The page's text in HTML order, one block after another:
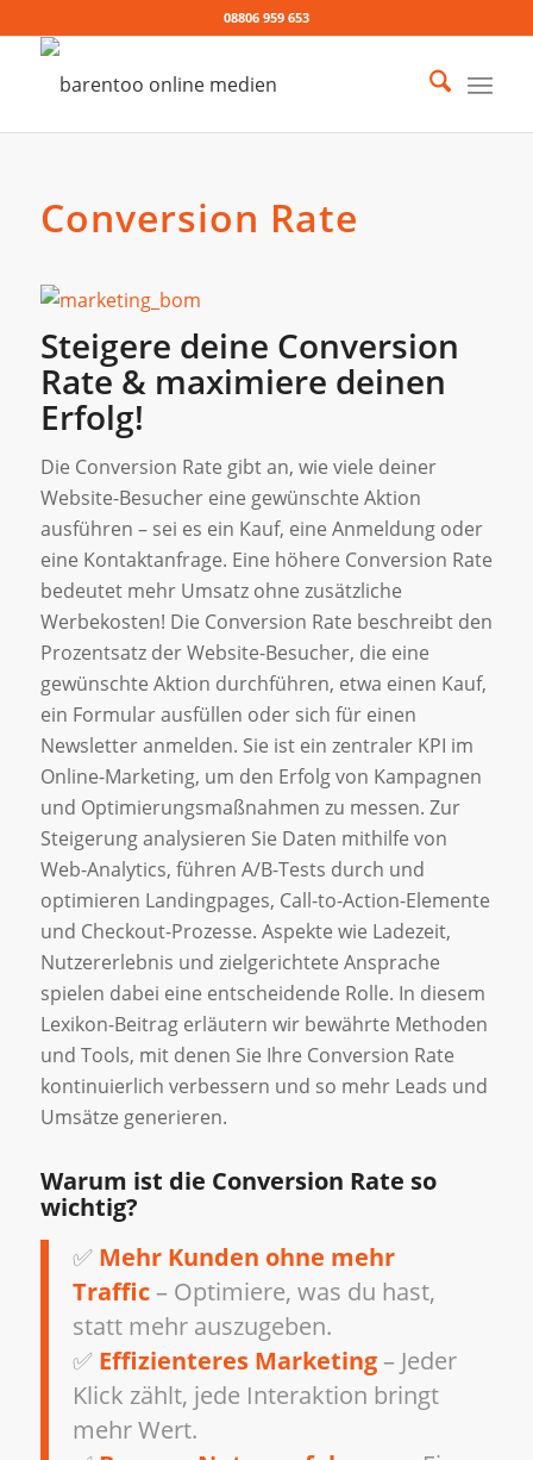
08806 959 653
Conversion Rate
Steigere deine Conversion
Rate & maximiere deinen
Erfolg!
Die Conversion Rate gibt an, wie viele deiner
Website-Besucher eine gewünschte Aktion
ausführen – sei es ein Kauf, eine Anmeldung oder
eine Kontaktanfrage. Eine höhere Conversion Rate
bedeutet mehr Umsatz ohne zusätzliche
Werbekosten! Die Conversion Rate beschreibt den
Prozentsatz der Website-Besucher, die eine
gewünschte Aktion durchführen, etwa einen Kauf,
ein Formular ausfüllen oder sich für einen
Newsletter anmelden. Sie ist ein zentraler KPI im
Online-Marketing, um den Erfolg von Kampagnen
und Optimierungsmaßnahmen zu messen. Zur
Steigerung analysieren Sie Daten mithilfe von
Web-Analytics, führen A/B-Tests durch und
optimieren Landingpages, Call-to-Action-Elemente
und Checkout-Prozesse. Aspekte wie Ladezeit,
Nutzererlebnis und zielgerichtete Ansprache
spielen dabei eine entscheidende Rolle. In diesem
Lexikon-Beitrag erläutern wir bewährte Methoden
und Tools, mit denen Sie Ihre Conversion Rate
kontinuierlich verbessern und so mehr Leads und
Umsätze generieren.
Warum ist die Conversion Rate so
wichtig?
✅ Mehr Kunden ohne mehr
Traffic– Optimiere, was du hast,
statt mehr auszugeben.
✅ Effizienteres Marketing– Jeder
Klick zählt, jede Interaktion bringt
mehr Wert.